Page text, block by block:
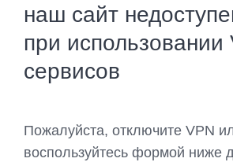
наш сайт
при использовании
сервисов
Пожалуйста, отключите VPN
воспользуйтесь формой ниже